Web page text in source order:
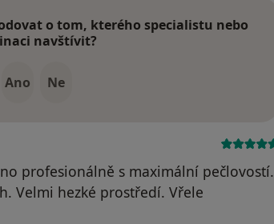
o tom, kterého specialistu nebo
navštívit?
Ano Ne
profesionálně s maximální pečlovostí.
Velmi hezké prostředí. Vřele